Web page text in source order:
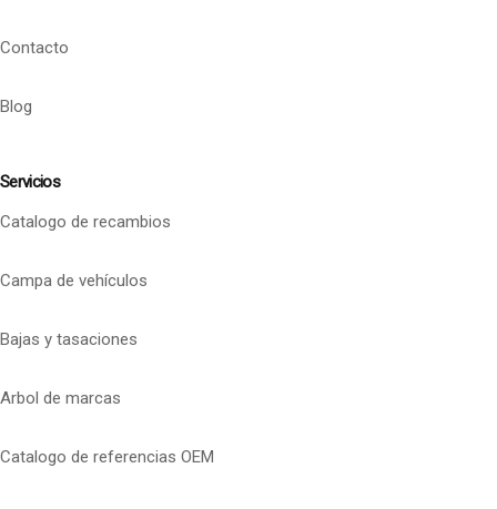
Contacto
Blog
Servicios
Catalogo de recambios
Campa de vehículos
Bajas y tasaciones
Arbol de marcas
Catalogo de referencias OEM